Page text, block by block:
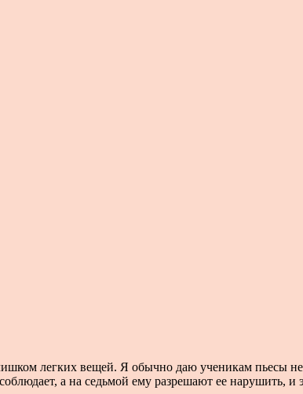
легких вещей. Я обычно даю ученикам пьесы
а на седьмой ему разрешают ее нарушить,